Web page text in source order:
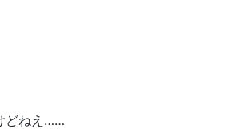
どねえ……